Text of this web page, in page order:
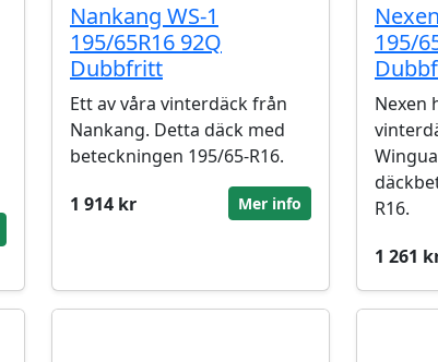
Nankang WS-1
195/65R16 92Q
Dubbfritt
Ett av våra vinterdäck från
Nankang. Detta däck med
beteckningen 195/65-R16.
1 914 kr
Mer info
195/
Nexen
R16.
1 261